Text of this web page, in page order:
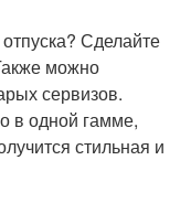
Сделайте
можно
сервизов.
в одной гамме,
стильная и